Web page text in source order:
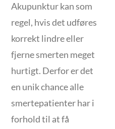
Akupunktur kan som
regel, hvis det udføres
korrekt lindre eller
fjerne smerten meget
hurtigt. Derfor er det
en unik chance alle
smertepatienter har i
forhold til at få